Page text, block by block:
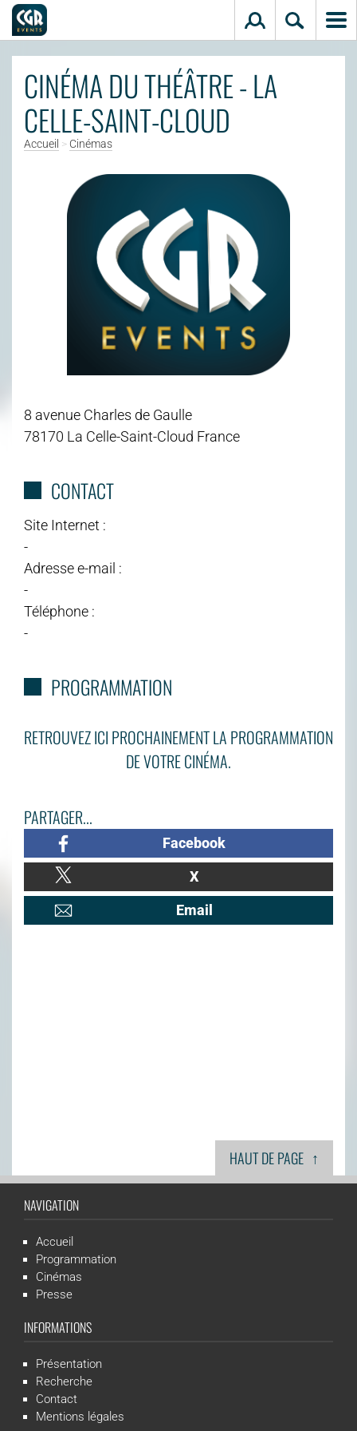
Aller au contenu principal
CINÉMA DU THÉÂTRE - LA
CELLE-SAINT-CLOUD
Accueil > Cinémas
8 avenue Charles de Gaulle
78170 La Celle-Saint-Cloud France
CONTACT
Site Internet :
-
Adresse e-mail :
-
Téléphone :
-
PROGRAMMATION
RETROUVEZ ICI PROCHAINEMENT LA PROGRAMMATION
DE VOTRE CINÉMA.
PARTAGER...
Facebook
X
Email
HAUT DE PAGE ↑
NAVIGATION
Accueil
Programmation
Cinémas
Presse
INFORMATIONS
Présentation
Recherche
Contact
Mentions légales